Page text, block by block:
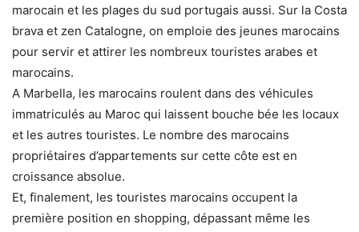
marocain et les plages du sud portugais aussi. Sur la Costa
brava et zen Catalogne, on emploie des jeunes marocains
pour servir et attirer les nombreux touristes arabes et
marocains.
A Marbella, les marocains roulent dans des véhicules
immatriculés au Maroc qui laissent bouche bée les locaux
et les autres touristes. Le nombre des marocains
propriétaires d’appartements sur cette côte est en
croissance absolue.
Et, finalement, les touristes marocains occupent la
première position en shopping, dépassant même les